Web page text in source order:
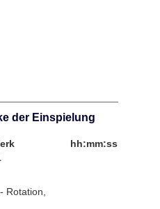
der Einspielung
hh:mm:ss
Rotation,